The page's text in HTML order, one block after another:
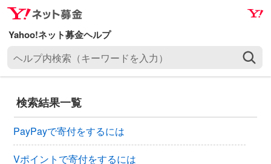
ナ
ビ
ゲ
ー
ン
へ
ス
キ
ッ
メ
イ
ン
コ
ン
ツ
へ
ス
キ
プ
索
（
キ
検索結果一覧
PayPayで寄付をするには
Vポイントで寄付をするには